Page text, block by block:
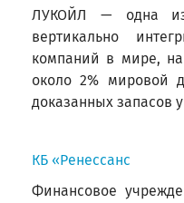
ЛУКОЙЛ — одна из
вертикально
компаний в мире,
около 2% мировой
доказанных запасов
КБ «Ренессанс
Финансовое